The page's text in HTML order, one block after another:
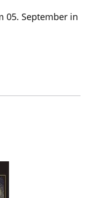
05. September in